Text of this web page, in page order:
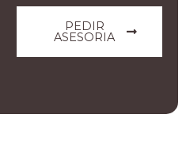
PEDIR
ASESORIA